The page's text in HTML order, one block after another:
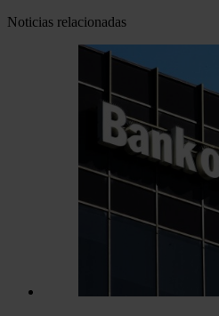
Noticias relacionadas